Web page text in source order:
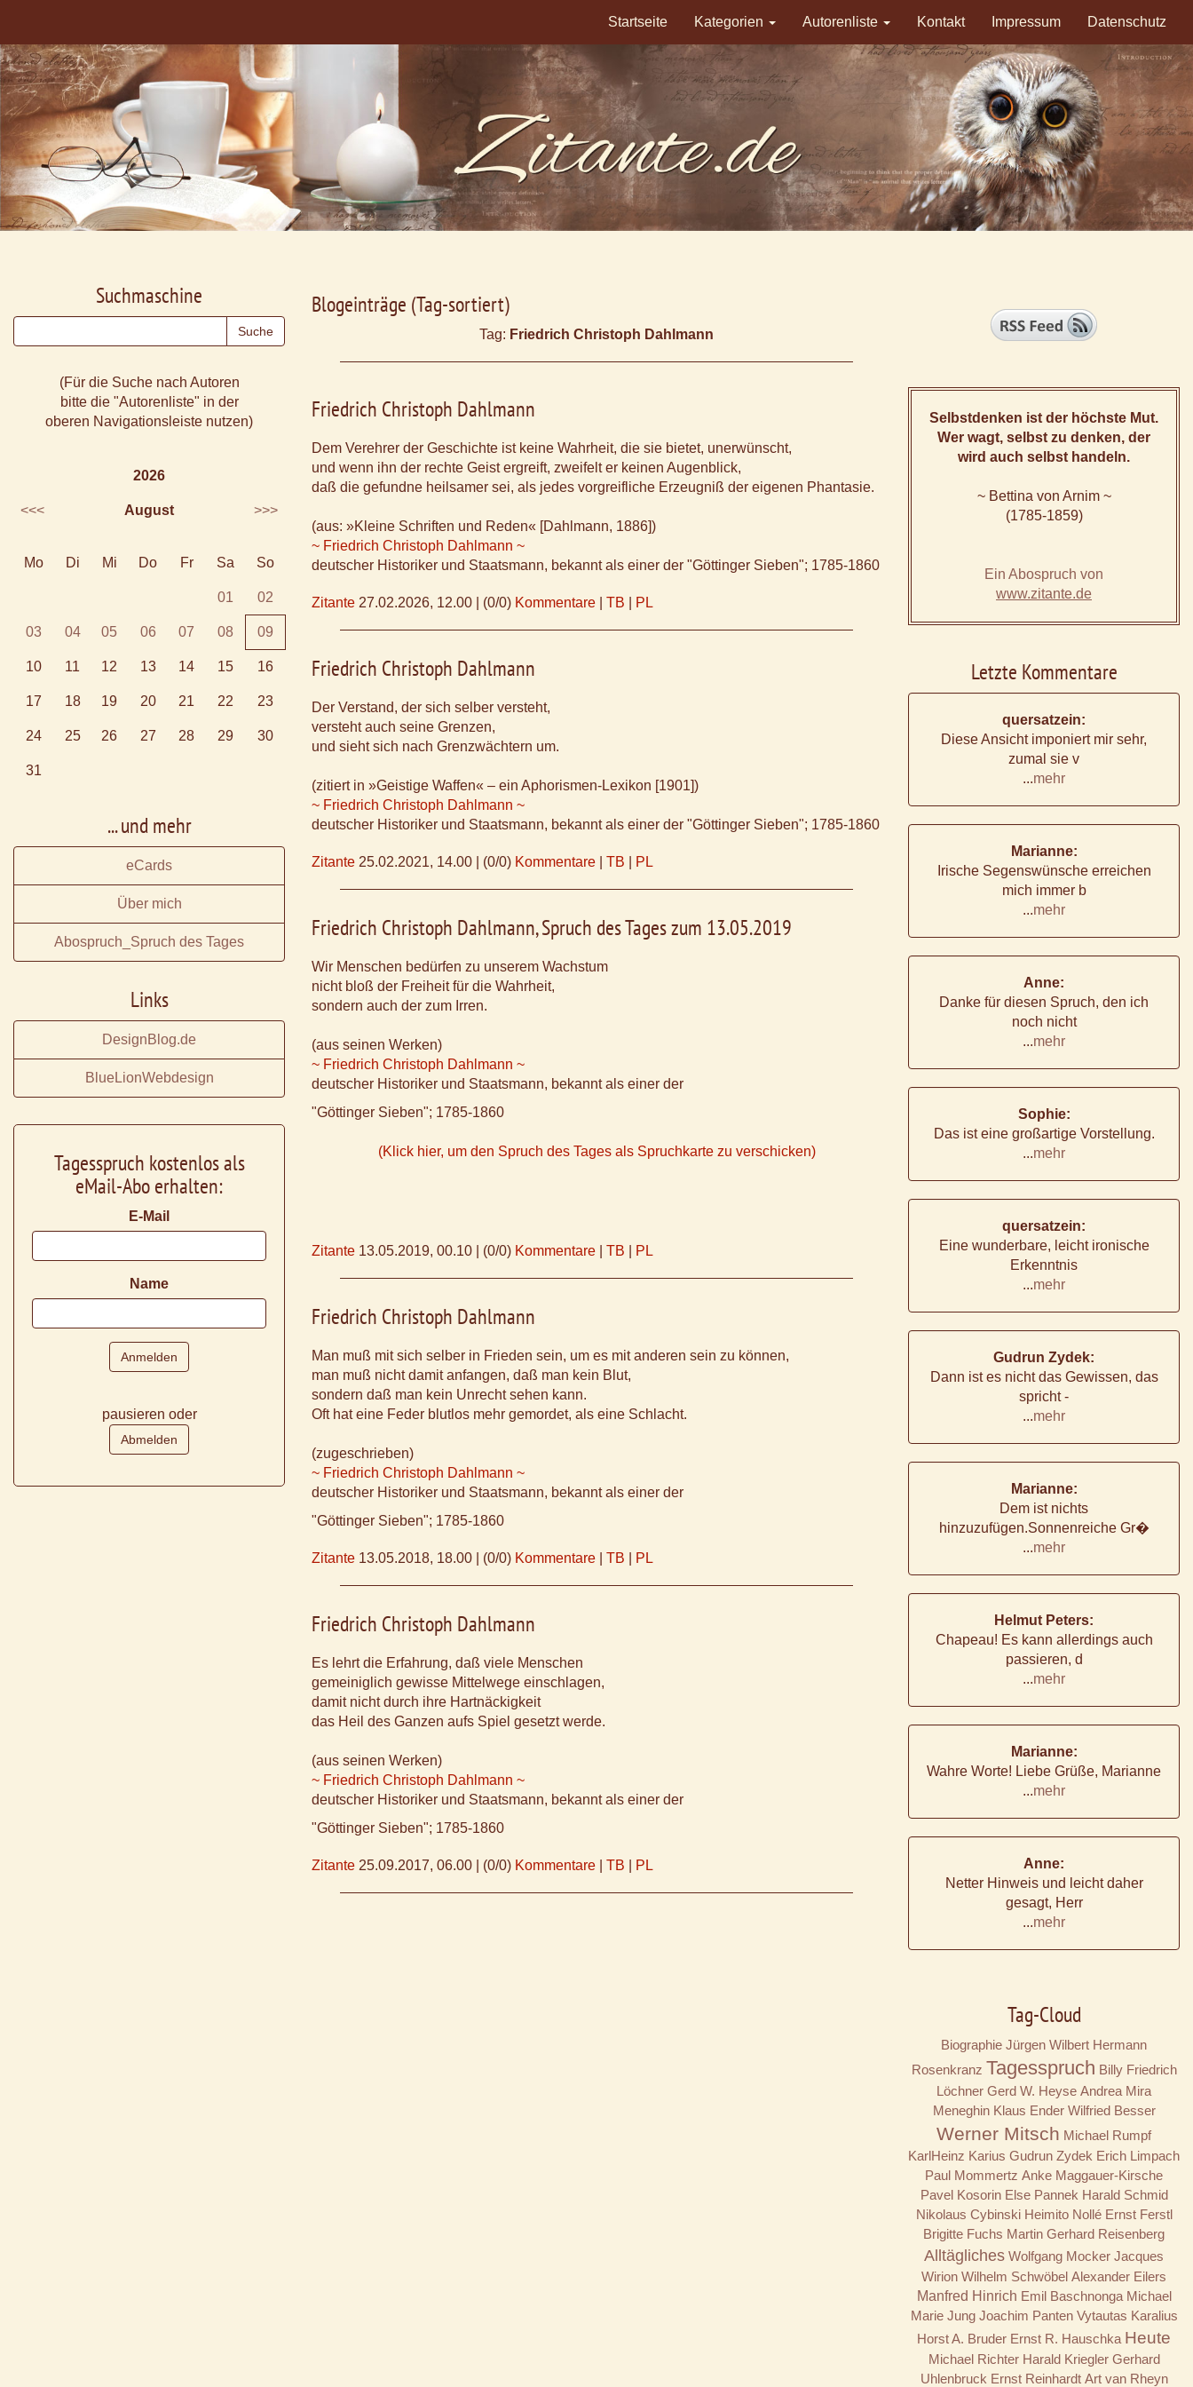
Startseite Kategorien Autorenliste Kontakt Impressum Datenschutz
Blogeinträge (Tag-sortiert)
Tag: Friedrich Christoph Dahlmann
Friedrich Christoph Dahlmann
Dem Verehrer der Geschichte ist keine Wahrheit, die sie bietet, unerwünscht,
und wenn ihn der rechte Geist ergreift, zweifelt er keinen Augenblick,
daß die gefundne heilsamer sei, als jedes vorgreifliche Erzeugniß der eigenen Phantasie.
(aus: »Kleine Schriften und Reden« [Dahlmann, 1886])
~ Friedrich Christoph Dahlmann ~
deutscher Historiker und Staatsmann, bekannt als einer der "Göttinger Sieben"; 1785-1860
Zitante 27.02.2026, 12.00 (0/0) Kommentare TB PL
Friedrich Christoph Dahlmann
Der Verstand, der sich selber versteht,
versteht auch seine Grenzen,
und sieht sich nach Grenzwächtern um.
(zitiert in »Geistige Waffen« – ein Aphorismen-Lexikon [1901])
~ Friedrich Christoph Dahlmann ~
deutscher Historiker und Staatsmann, bekannt als einer der "Göttinger Sieben"; 1785-1860
Zitante 25.02.2021, 14.00 (0/0) Kommentare TB PL
Friedrich Christoph Dahlmann, Spruch des Tages zum 13.05.2019
Wir Menschen bedürfen zu unserem Wachstum
nicht bloß der Freiheit für die Wahrheit,
sondern auch der zum Irren.
(aus seinen Werken)
~ Friedrich Christoph Dahlmann ~
deutscher Historiker und Staatsmann, bekannt als einer der
"Göttinger Sieben"; 1785-1860
(Klick hier, um den Spruch des Tages als Spruchkarte zu verschicken)
Zitante 13.05.2019, 00.10 (0/0) Kommentare TB PL
Friedrich Christoph Dahlmann
Man muß mit sich selber in Frieden sein, um es mit anderen sein zu können,
man muß nicht damit anfangen, daß man kein Blut,
sondern daß man kein Unrecht sehen kann.
Oft hat eine Feder blutlos mehr gemordet, als eine Schlacht.
(zugeschrieben)
~ Friedrich Christoph Dahlmann ~
deutscher Historiker und Staatsmann, bekannt als einer der
"Göttinger Sieben"; 1785-1860
Zitante 13.05.2018, 18.00 (0/0) Kommentare TB PL
Friedrich Christoph Dahlmann
Es lehrt die Erfahrung, daß viele Menschen
gemeiniglich gewisse Mittelwege einschlagen,
damit nicht durch ihre Hartnäckigkeit
das Heil des Ganzen aufs Spiel gesetzt werde.
(aus seinen Werken)
~ Friedrich Christoph Dahlmann ~
deutscher Historiker und Staatsmann, bekannt als einer der
"Göttinger Sieben"; 1785-1860
Zitante 25.09.2017, 06.00 (0/0) Kommentare TB PL
Suchmaschine
(Für die Suche nach Autoren
bitte die "Autorenliste" in der
oberen Navigationsleiste nutzen)
2026
<<< August >>>
Mo Di Mi Do Fr Sa So
01 02
03 04 05 06 07 08 09
10 11 12 13 14 15 16
17 18 19 20 21 22 23
24 25 26 27 28 29 30
31
... und mehr
eCards
Über mich
Abospruch_Spruch des Tages
Links
DesignBlog.de
BlueLionWebdesign
Tagesspruch kostenlos als
eMail-Abo erhalten:
E-Mail
Name
pausieren oder
Selbstdenken ist der höchste Mut.
Wer wagt, selbst zu denken, der
wird auch selbst handeln.
~ Bettina von Arnim ~
(1785-1859)
Ein Abospruch von
www.zitante.de
Letzte Kommentare
quersatzein:
Diese Ansicht imponiert mir sehr,
zumal sie v
...mehr
Marianne:
Irische Segenswünsche erreichen
mich immer b
...mehr
Anne:
Danke für diesen Spruch, den ich
noch nicht
...mehr
Sophie:
Das ist eine großartige Vorstellung.
...mehr
quersatzein:
Eine wunderbare, leicht ironische
Erkenntnis
...mehr
Gudrun Zydek:
Dann ist es nicht das Gewissen, das
spricht -
...mehr
Marianne:
Dem ist nichts
hinzuzufügen.Sonnenreiche Gr�
...mehr
Helmut Peters:
Chapeau! Es kann allerdings auch
passieren, d
...mehr
Marianne:
Wahre Worte! Liebe Grüße, Marianne
...mehr
Anne:
Netter Hinweis und leicht daher
gesagt, Herr
...mehr
Tag-Cloud
Biographie Jürgen Wilbert Hermann
Rosenkranz Tagesspruch Billy Friedrich
Löchner Gerd W. Heyse Andrea Mira
Meneghin Klaus Ender Wilfried Besser
Werner Mitsch Michael Rumpf
KarlHeinz Karius Gudrun Zydek Erich Limpach
Paul Mommertz Anke Maggauer-Kirsche
Pavel Kosorin Else Pannek Harald Schmid
Nikolaus Cybinski Heimito Nollé Ernst Ferstl
Brigitte Fuchs Martin Gerhard Reisenberg
Alltägliches Wolfgang Mocker Jacques
Wirion Wilhelm Schwöbel Alexander Eilers
Manfred Hinrich Emil Baschnonga Michael
Marie Jung Joachim Panten Vytautas Karalius
Horst A. Bruder Ernst R. Hauschka Heute
Michael Richter Harald Kriegler Gerhard
Uhlenbruck Ernst Reinhardt Art van Rheyn